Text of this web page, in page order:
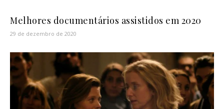
Melhores documentários assistidos em 2020
29 de dezembro de 2020